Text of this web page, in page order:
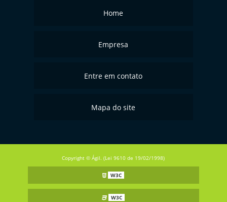
Home
Empresa
Entre em contato
Mapa do site
Copyright © Ágil. (Lei 9610 de 19/02/1998)
W3C
W3C